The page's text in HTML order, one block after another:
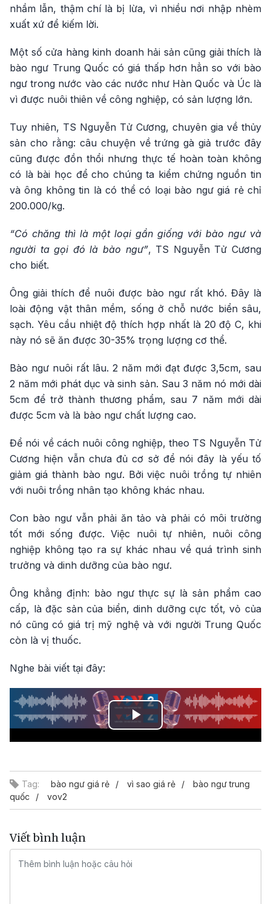
nhầm lẫn, thậm chí là bị lừa, vì nhiều nơi nhập nhèm
xuất xứ để kiếm lời.
Một số cửa hàng kinh doanh hải sản cũng giải thích là
bào ngư Trung Quốc có giá thấp hơn hẳn so với bào
ngư trong nước vào các nước như Hàn Quốc và Úc là
vì được nuôi thiên về công nghiệp, có sản lượng lớn.
Tuy nhiên, TS Nguyễn Tử Cương, chuyên gia về thủy
sản cho rằng: câu chuyện về trứng gà giả trước đây
cũng được đồn thổi nhưng thực tế hoàn toàn không
có là bài học để cho chúng ta kiểm chứng nguồn tin
và ông không tin là có thể có loại bào ngư giá rẻ chỉ
200.000/kg.
“Có chăng thì là một loại gần giống với bào ngư và
người ta gọi đó là bào ngư”, TS Nguyễn Tử Cương
cho biết.
Ông giải thích để nuôi được bào ngư rất khó. Đây là
loài động vật thân mềm, sống ở chỗ nước biển sâu,
sạch. Yêu cầu nhiệt độ thích hợp nhất là 20 độ C, khi
này nó sẽ ăn được 30-35% trọng lượng cơ thể.
Bào ngư nuôi rất lâu. 2 năm mới đạt được 3,5cm, sau
2 năm mới phát dục và sinh sản. Sau 3 năm nó mới dài
5cm để trở thành thương phẩm, sau 7 năm mới dài
được 5cm và là bào ngư chất lượng cao.
Để nói về cách nuôi công nghiệp, theo TS Nguyễn Tử
Cương hiện vẫn chưa đủ cơ sở để nói đây là yếu tố
giảm giá thành bào ngư. Bởi việc nuôi trồng tự nhiên
với nuôi trồng nhân tạo không khác nhau.
Con bào ngư vẫn phải ăn tảo và phải có môi trường
tốt mới sống được. Việc nuôi tự nhiên, nuôi công
nghiệp không tạo ra sự khác nhau về quá trình sinh
trưởng và dinh dưỡng của bào ngư.
Ông khẳng định: bào ngư thực sự là sản phẩm cao
cấp, là đặc sản của biển, dinh dưỡng cực tốt, vỏ của
nó cũng có giá trị mỹ nghệ và với người Trung Quốc
còn là vị thuốc.
Nghe bài viết tại đây:
Play
Tag: bào ngư giá rẻ vì sao giá rẻ
bào ngư trung
quốc
vov2
Viết bình luận